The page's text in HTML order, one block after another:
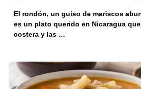
El rondón, un guiso de mariscos
es un plato querido en Nicaragua
costera y las …